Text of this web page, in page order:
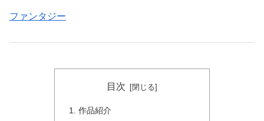
ファンタジー
目次
作品紹介